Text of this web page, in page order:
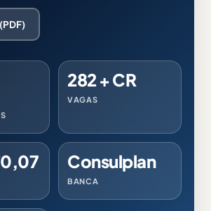
282 + CR
VAGAS
Consulplan
BANCA